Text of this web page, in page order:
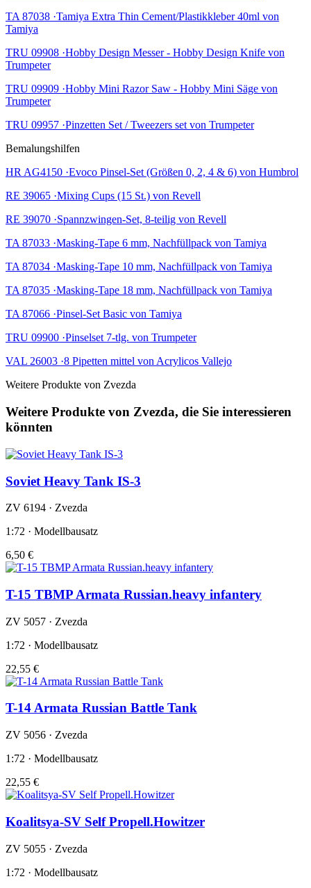
TA 87038 ·Tamiya Extra Thin Cement/Plastikkleber 40ml von
Tamiya
TRU 09908 ·Hobby Design Messer - Hobby Design Knife von
Trumpeter
TRU 09909 ·Hobby Mini Razor Saw - Hobby Mini Säge von
Trumpeter
TRU 09957 ·Pinzetten Set / Tweezers set von Trumpeter
Bemalungshilfen
HR AG4150 ·Evoco Pinsel-Set (Größen 0, 2, 4 & 6) von Humbrol
RE 39065 ·Mixing Cups (15 St.) von Revell
RE 39070 ·Spannzwingen-Set, 8-teilig von Revell
TA 87033 ·Masking-Tape 6 mm, Nachfüllpack von Tamiya
TA 87034 ·Masking-Tape 10 mm, Nachfüllpack von Tamiya
TA 87035 ·Masking-Tape 18 mm, Nachfüllpack von Tamiya
TA 87066 ·Pinsel-Set Basic von Tamiya
TRU 09900 ·Pinselset 7-tlg. von Trumpeter
VAL 26003 ·8 Pipetten mittel von Acrylicos Vallejo
Weitere Produkte von Zvezda
Weitere Produkte von Zvezda, die Sie interessieren
könnten
Soviet Heavy Tank IS-3
ZV 6194 · Zvezda
1:72 · Modellbausatz
6,50 €
T-15 TBMP Armata Russian.heavy infantery
ZV 5057 · Zvezda
1:72 · Modellbausatz
22,55 €
T-14 Armata Russian Battle Tank
ZV 5056 · Zvezda
1:72 · Modellbausatz
22,55 €
Koalitsya-SV Self Propell.Howitzer
ZV 5055 · Zvezda
1:72 · Modellbausatz